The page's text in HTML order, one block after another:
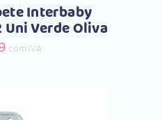
Interbaby
Uni Verde Oliva
com IVA